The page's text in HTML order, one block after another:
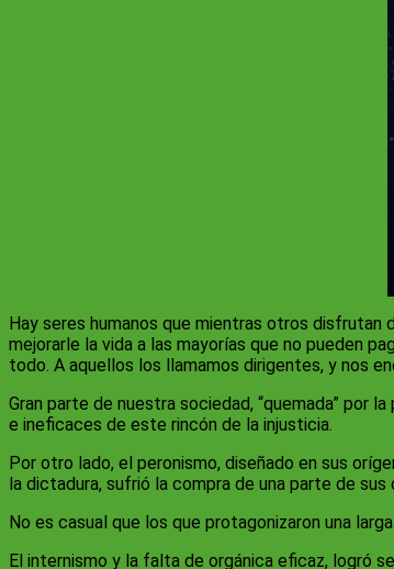
Hay seres humanos que mientras otros
mejorarle la vida a las mayorías que no pueden
todo. A aquellos los llamamos dirigentes, y nos
Gran parte de nuestra sociedad, “quemada” por
e ineficaces de este rincón de la injusticia.
Por otro lado, el peronismo, diseñado en sus
la dictadura, sufrió la compra de una parte de
No es casual que los que protagonizaron una
El internismo y la falta de orgánica eficaz, logró